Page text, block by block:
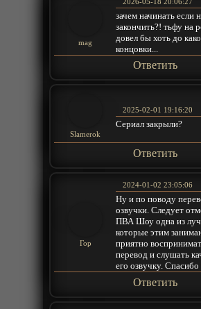
mag
зачем начинать если
закончить?! тьфу на
довел бы хоть до
концовки...
Ответить
Slamerok
2025-02-01 19:16:20
Сериал закрыли?
Ответить
Гор
2024-01-02 23:05:06
Ну и по поводу
озвучки. Следует
ПВА Шоу одна из
которые этим
приятно
перевод и слушать
его озвучку.
Ответить